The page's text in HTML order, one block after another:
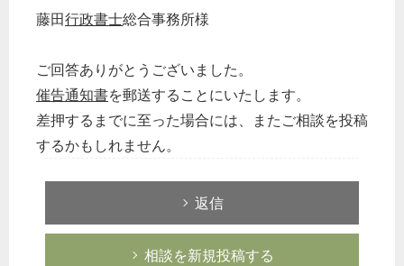
藤田行政書士総合事務所様
ご回答ありがとうございました。
催告通知書を郵送することにいたします。
差押するまでに至った場合には、またご相談を投稿
するかもしれません。
返信
相談を新規投稿する